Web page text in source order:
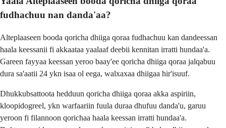
fudhachuu nan danda'aa?
Alteplaaseen booda qoricha dhiiga qoraa fudhachuu kan dandeessan
haala keessanii fi akkaataa yaalaaf deebii kennitan irratti hundaa'a.
Gareen fayyaa keessan yeroo baay'ee qoricha dhiiga qoraa jalqabuu
dura sa'aatii 24 ykn isaa ol eega, walxaxaa dhiigaa hir'isuuf.
Dhukkubsattoota hedduun qoricha dhiiga qoraa akka aspiriin,
kloopidogreel, ykn warfaariin fuula duraa dhufuu danda'u, garuu
yeroon fi filannoon qorichaa haala keessan irratti hundaa'a.